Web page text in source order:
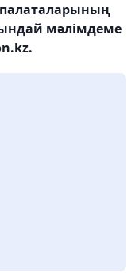
мәлімдеме